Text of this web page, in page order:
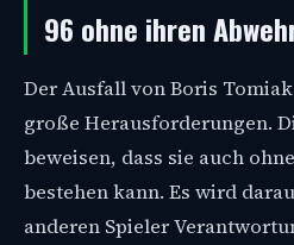
96 ohne ihren
Der Ausfall von Boris
große Herausforderungen.
beweisen, dass sie auch
bestehen kann. Es wird
anderen Spieler